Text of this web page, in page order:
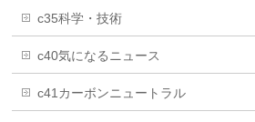
c35科学・技術
c40気になるニュース
c41カーボンニュートラル